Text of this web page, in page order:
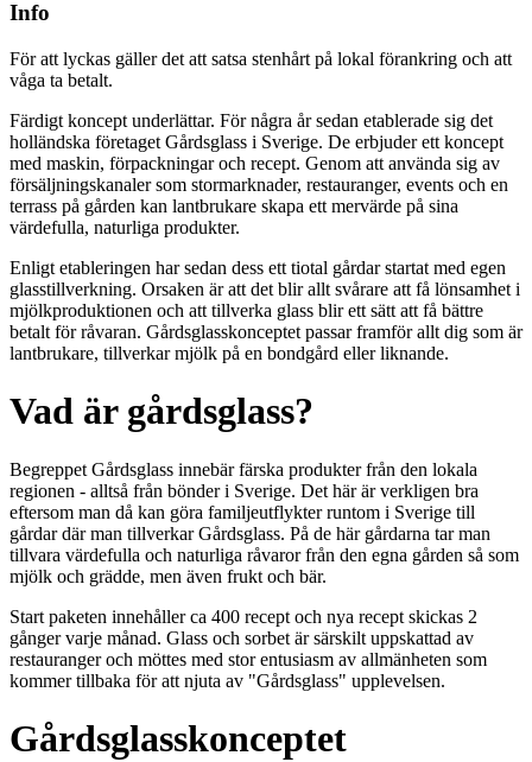
Info
För att lyckas gäller det att satsa stenhårt på lokal förankring och att
våga ta betalt.
Färdigt koncept underlättar. För några år sedan etablerade sig det
holländska företaget Gårdsglass i Sverige. De erbjuder ett koncept
med maskin, förpackningar och recept. Genom att använda sig av
försäljningskanaler som stormarknader, restauranger, events och en
terrass på gården kan lantbrukare skapa ett mervärde på sina
värdefulla, naturliga produkter.
Enligt etableringen har sedan dess ett tiotal gårdar startat med egen
glasstillverkning. Orsaken är att det blir allt svårare att få lönsamhet i
mjölkproduktionen och att tillverka glass blir ett sätt att få bättre
betalt för råvaran. Gårdsglasskonceptet passar framför allt dig som är
lantbrukare, tillverkar mjölk på en bondgård eller liknande.
Vad är gårdsglass?
Begreppet Gårdsglass innebär färska produkter från den lokala
regionen - alltså från bönder i Sverige. Det här är verkligen bra
eftersom man då kan göra familjeutflykter runtom i Sverige till
gårdar där man tillverkar Gårdsglass. På de här gårdarna tar man
tillvara värdefulla och naturliga råvaror från den egna gården så som
mjölk och grädde, men även frukt och bär.
Start paketen innehåller ca 400 recept och nya recept skickas 2
gånger varje månad. Glass och sorbet är särskilt uppskattad av
restauranger och möttes med stor entusiasm av allmänheten som
kommer tillbaka för att njuta av "Gårdsglass" upplevelsen.
Gårdsglasskonceptet